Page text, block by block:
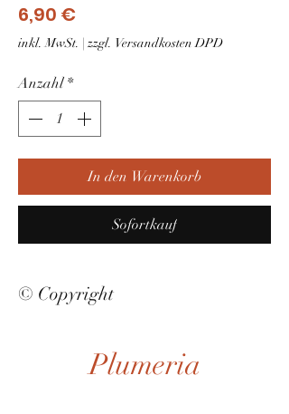
6,90 €
inkl. MwSt. | zzgl. Versandkosten DPD
Anzahl *
In den Warenkorb
Sofortkauf
© Copyright
Plumeria